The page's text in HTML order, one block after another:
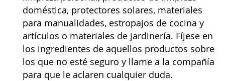
doméstica, protectores solares, materiales
para manualidades, estropajos de cocina y
artículos o materiales de jardinería. Fíjese en
los ingredientes de aquellos productos sobre
los que no esté seguro y llame a la compañía
para que le aclaren cualquier duda.